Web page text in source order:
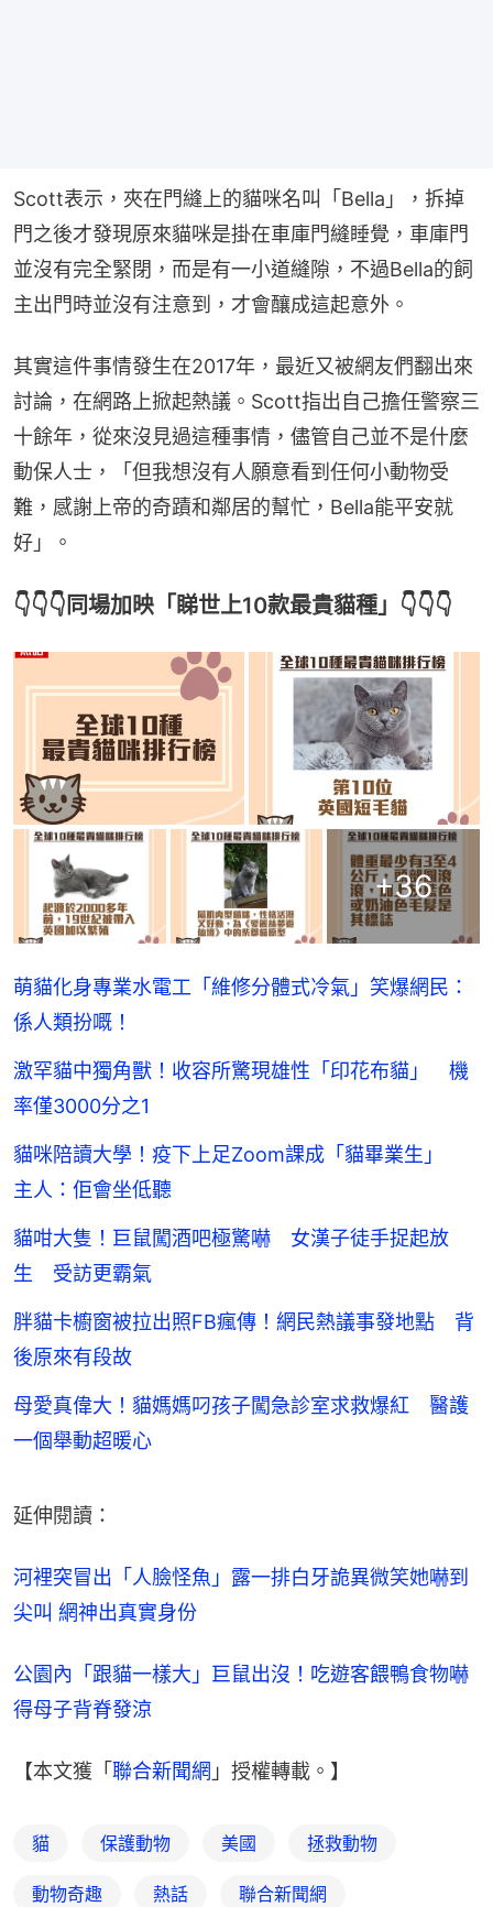
Scott表示，夾在門縫上的貓咪名叫「Bella」，拆掉
門之後才發現原來貓咪是掛在車庫門縫睡覺，車庫門
並沒有完全緊閉，而是有一小道縫隙，不過Bella的飼
主出門時並沒有注意到，才會釀成這起意外。
其實這件事情發生在2017年，最近又被網友們翻出來
討論，在網路上掀起熱議。Scott指出自己擔任警察三
十餘年，從來沒見過這種事情，儘管自己並不是什麼
動保人士，「但我想沒有人願意看到任何小動物受
難，感謝上帝的奇蹟和鄰居的幫忙，Bella能平安就
好」。
👇👇👇同場加映「睇世上10款最貴貓種」👇👇👇
+36
萌貓化身專業水電工「維修分體式冷氣」笑爆網民：
係人類扮嘅！
激罕貓中獨角獸！收容所驚現雄性「印花布貓」 機
率僅3000分之1
貓咪陪讀大學！疫下上足Zoom課成「貓畢業生」
主人：佢會坐低聽
貓咁大隻！巨鼠闖酒吧極驚嚇 女漢子徒手捉起放
生 受訪更霸氣
胖貓卡櫥窗被拉出照FB瘋傳！網民熱議事發地點 背
後原來有段故
母愛真偉大！貓媽媽叼孩子闖急診室求救爆紅 醫護
一個舉動超暖心
延伸閱讀：
河裡突冒出「人臉怪魚」露一排白牙詭異微笑她嚇到
尖叫 網神出真實身份
公園內「跟貓一樣大」巨鼠出沒！吃遊客餵鴨食物嚇
得母子背脊發涼
【本文獲「 聯合新聞網 」授權轉載。】
貓 保護動物 美國 拯救動物
動物奇趣 熱話 聯合新聞網